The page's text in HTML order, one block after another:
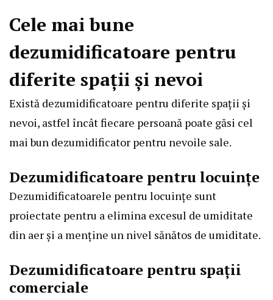
Cele mai bune
dezumidificatoare pentru
diferite spații și nevoi
Există dezumidificatoare pentru diferite spații și
nevoi, astfel încât fiecare persoană poate găsi cel
mai bun dezumidificator pentru nevoile sale.
Dezumidificatoare pentru locuințe
Dezumidificatoarele pentru locuințe sunt
proiectate pentru a elimina excesul de umiditate
din aer și a menține un nivel sănătos de umiditate.
Dezumidificatoare pentru spații
comerciale